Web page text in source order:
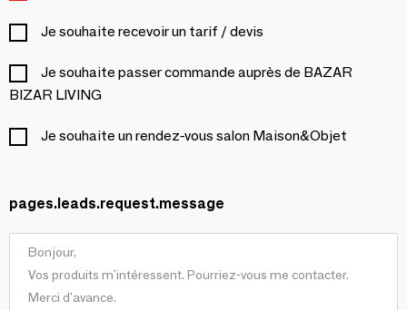
Je souhaite recevoir un tarif / devis
Je souhaite passer commande auprès de BAZAR
BIZAR LIVING
Je souhaite un rendez-vous salon Maison&Objet
pages.leads.request.message